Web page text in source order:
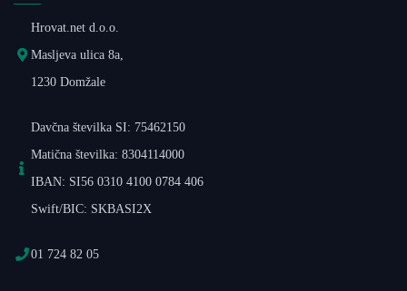
Hrovat.net d.o.o.
Masljeva ulica 8a,
1230 Domžale
Davčna številka SI: 75462150
Matična številka: 8304114000
IBAN: SI56 0310 4100 0784 406
Swift/BIC: SKBASI2X
01 724 82 05